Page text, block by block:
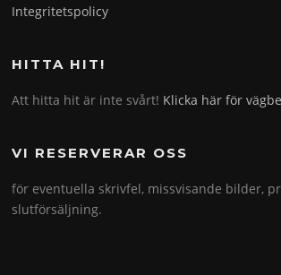
Integritetspolicy
HITTA HIT!
Att hitta hit är inte svårt! Klicka här för
VI RESERVERAR OSS
för eventuella skrivfel, missvisande bilder,
slutförsäljning.